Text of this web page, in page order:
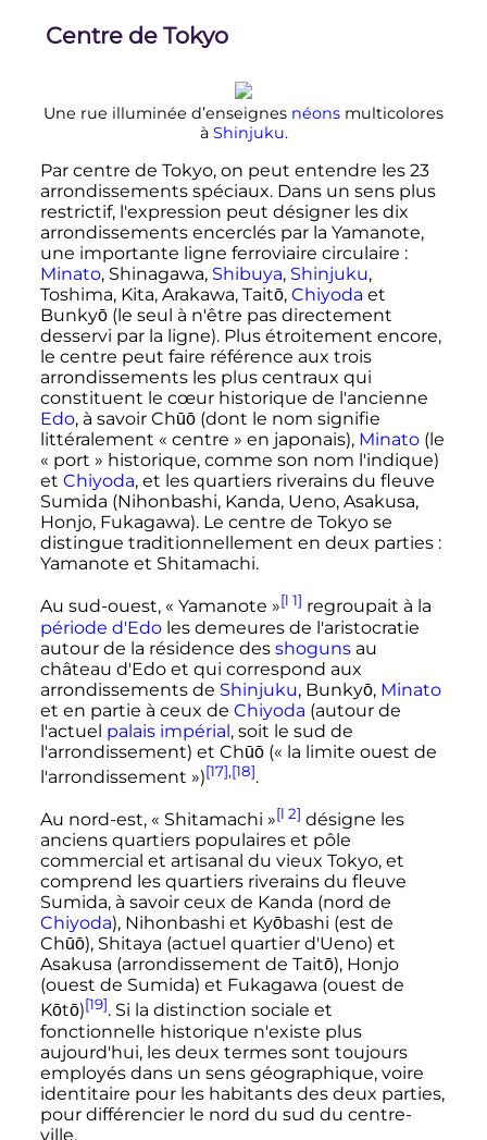
Centre de Tokyo
Une rue illuminée d’enseignes néons multicolores
à Shinjuku.
Par centre de Tokyo, on peut entendre les 23
arrondissementsspéciaux. Dans un sens plus
restrictif, l'expression peut désigner les dix
arrondissements encerclés par la Yamanote,
une importante ligne ferroviaire circulaire :
Minato, Shinagawa, Shibuya, Shinjuku,
Toshima, Kita, Arakawa, Taitō, Chiyoda et
Bunkyō (le seul à n'être pas directement
desservi par la ligne). Plus étroitement encore,
le centre peut faire référence aux trois
arrondissements les plus centraux qui
constituent le cœur historique de l'ancienne
Edo, à savoir Chūō (dont le nom signifie
littéralement « centre » en japonais), Minato(le
« port » historique, comme son nom l'indique)
et Chiyoda, et les quartiers riverains du fleuve
Sumida (Nihonbashi, Kanda, Ueno, Asakusa,
Honjo, Fukagawa). Le centre de Tokyo se
distingue traditionnellement en deux parties :
Yamanote et Shitamachi.
Au sud-ouest, « Yamanote »[l 1] regroupait à la
période d'Edoles demeures de l'aristocratie
autour de la résidence des shogunsau
château d'Edo et qui correspond aux
arrondissements de Shinjuku, Bunkyō, Minato
et en partie à ceux de Chiyoda (autour de
l'actuel palais impérial, soit le sud de
l'arrondissement) et Chūō (« la limite ouest de
l'arrondissement »)[17],[18].
Au nord-est, « Shitamachi »[l 2] désigne les
anciens quartiers populaires et pôle
commercial et artisanal du vieux Tokyo, et
comprend les quartiers riverains du fleuve
Sumida, à savoir ceux de Kanda (nord de
Chiyoda), Nihonbashi et Kyōbashi (est de
Chūō), Shitaya (actuel quartier d'Ueno) et
Asakusa (arrondissement de Taitō), Honjo
(ouest de Sumida) et Fukagawa (ouest de
Kōtō)[19]. Si la distinction sociale et
fonctionnelle historique n'existe plus
aujourd'hui, les deux termes sont toujours
employés dans un sens géographique, voire
identitaire pour les habitants des deux parties,
pour différencier le nord du sud du centre-
ville.